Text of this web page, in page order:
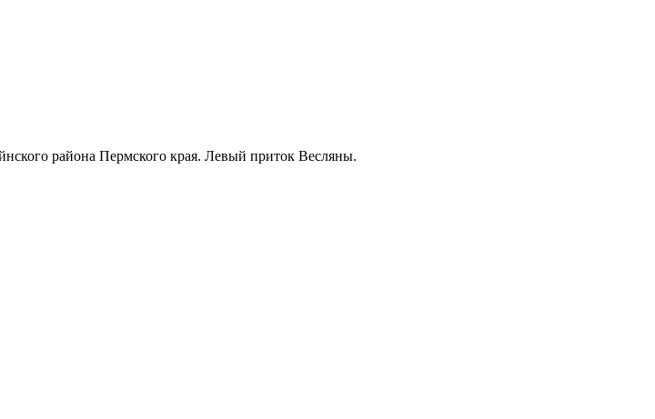
района Пермского края. Левый приток Весляны.